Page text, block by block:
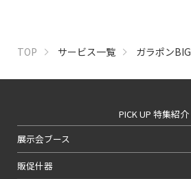
TOP サービス一覧 ガラポンBIG
PICK UP 特集紹介
展示会ブース
販促什器